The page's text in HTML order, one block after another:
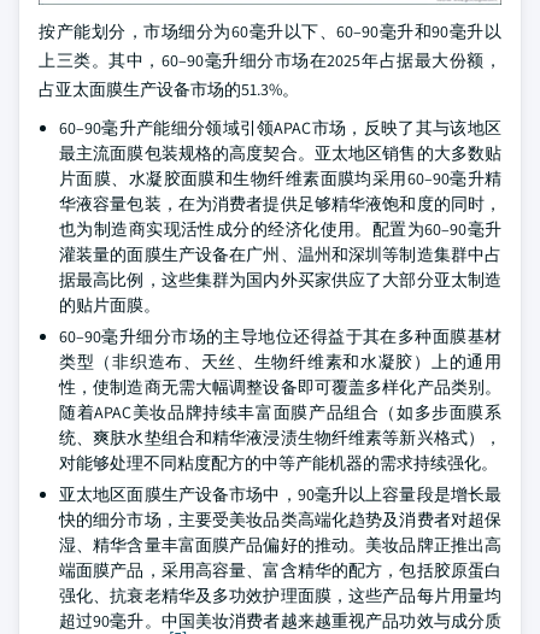
按产能划分，市场细分为60毫升以下、60–90毫升和90毫升以
上三类。其中，60–90毫升细分市场在2025年占据最大份额，
占亚太面膜生产设备市场的51.3%。
60–90毫升产能细分领域引领APAC市场，反映了其与该地区
最主流面膜包装规格的高度契合。亚太地区销售的大多数贴
片面膜、水凝胶面膜和生物纤维素面膜均采用60–90毫升精
华液容量包装，在为消费者提供足够精华液饱和度的同时，
也为制造商实现活性成分的经济化使用。配置为60–90毫升
灌装量的面膜生产设备在广州、温州和深圳等制造集群中占
据最高比例，这些集群为国内外买家供应了大部分亚太制造
的贴片面膜。
60–90毫升细分市场的主导地位还得益于其在多种面膜基材
类型（非织造布、天丝、生物纤维素和水凝胶）上的通用
性，使制造商无需大幅调整设备即可覆盖多样化产品类别。
随着APAC美妆品牌持续丰富面膜产品组合（如多步面膜系
统、爽肤水垫组合和精华液浸渍生物纤维素等新兴格式），
对能够处理不同粘度配方的中等产能机器的需求持续强化。
亚太地区面膜生产设备市场中，90毫升以上容量段是增长最
快的细分市场，主要受美妆品类高端化趋势及消费者对超保
湿、精华含量丰富面膜产品偏好的推动。美妆品牌正推出高
端面膜产品，采用高容量、富含精华的配方，包括胶原蛋白
强化、抗衰老精华及多功效护理面膜，这些产品每片用量均
超过90毫升。中国美妆消费者越来越重视产品功效与成分质